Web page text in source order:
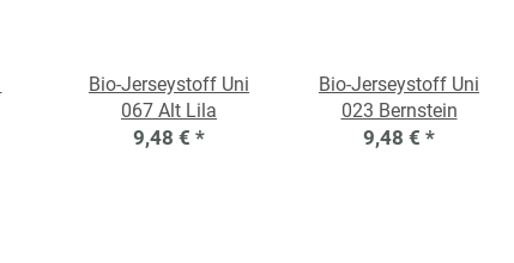
Bio-Jerseystoff Uni
067 Alt Lila
9,48 € *
Bio-Jerseystoff Uni
023 Bernstein
9,48 € *